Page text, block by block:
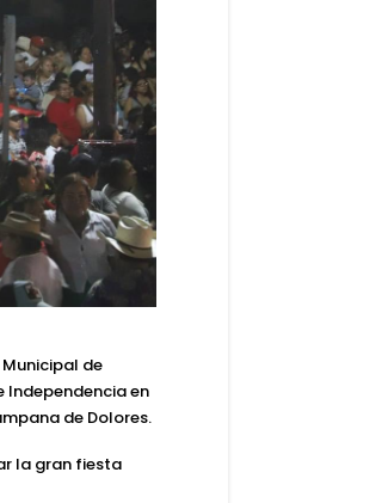
de
Independencia en
de Dolores.
la gran fiesta